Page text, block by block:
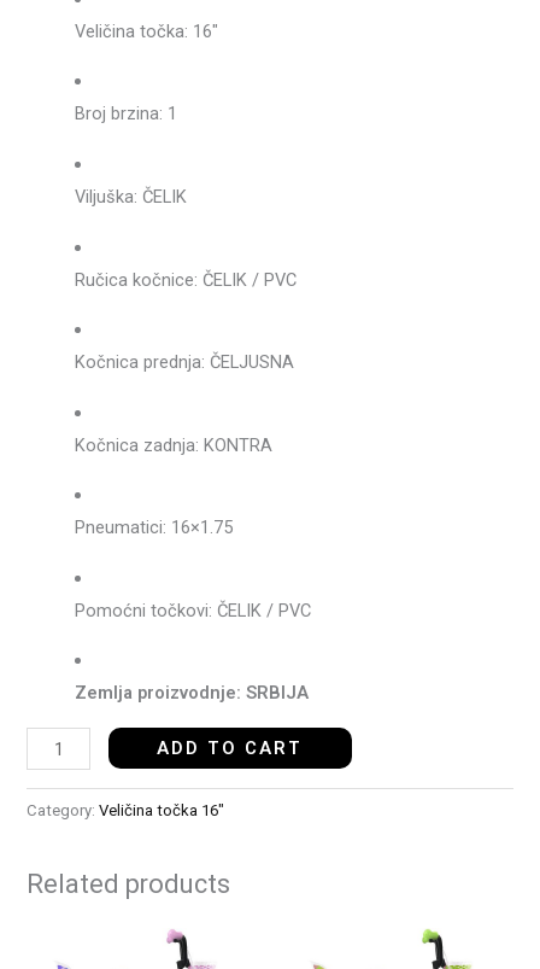
Veličina točka: 16″
Broj brzina: 1
Viljuška: ČELIK
Ručica kočnice: ČELIK / PVC
Kočnica prednja: ČELJUSNA
Kočnica zadnja: KONTRA
Pneumatici: 16×1.75
Pomoćni točkovi: ČELIK / PVC
Zemlja proizvodnje: SRBIJA
ADD TO CART
Category:Veličina točka 16"
Related products